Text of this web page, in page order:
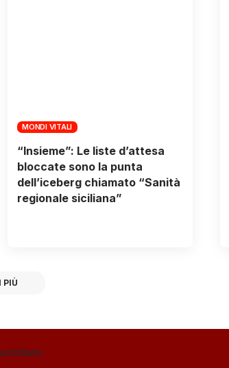
MONDI VITALI
“Insieme”: Le liste d’attesa
bloccate sono la punta
dell’iceberg chiamato “Sanità
regionale siciliana”
PIÙ